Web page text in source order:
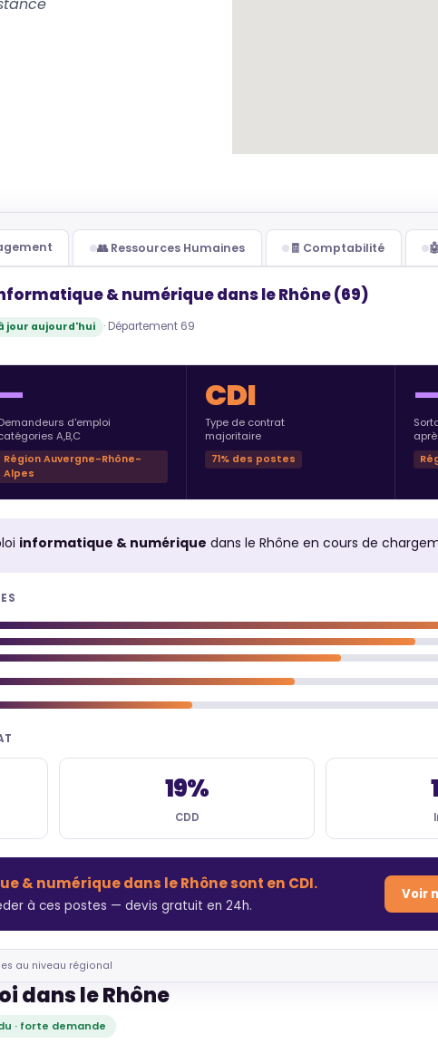
👥 Ressources Humaines 🧾 Comptabilité
& numérique dans le Rhône (69)
jour aujourd'hui · Département 69
—
d'emploi
A,B,C
Région Auvergne-Rhône-
Alpes
CDI
Type de contrat
majoritaire
71% des postes
—
informatique & numérique dans le Rhône en cours de
19%
CDD
& numérique dans le Rhône sont en CDI.
à ces postes — devis gratuit en 24h.
Voir
au niveau régional
dans le Rhône
· forte demande